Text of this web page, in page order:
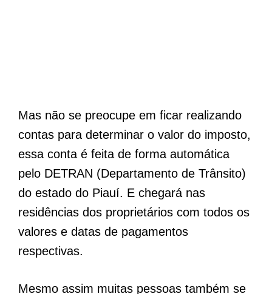
Mas não se preocupe em ficar realizando
contas para determinar o valor do imposto,
essa conta é feita de forma automática
pelo DETRAN (Departamento de Trânsito)
do estado do Piauí. E chegará nas
residências dos proprietários com todos os
valores e datas de pagamentos
respectivas.
Mesmo assim muitas pessoas também se